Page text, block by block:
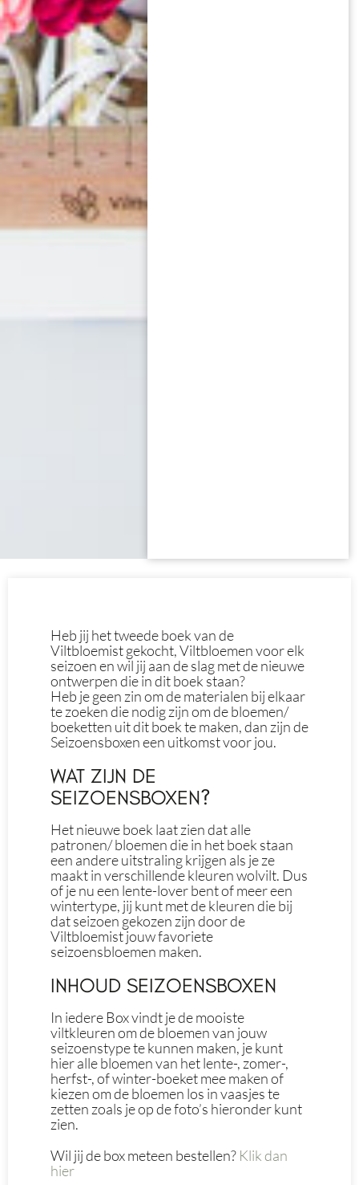
Heb jij het tweede boek van de
Viltbloemist gekocht, Viltbloemen voor elk
seizoen en wil jij aan de slag met de nieuwe
ontwerpen die in dit boek staan?
Heb je geen zin om de materialen bij elkaar
te zoeken die nodig zijn om de bloemen/
boeketten uit dit boek te maken, dan zijn de
Seizoensboxen een uitkomst voor jou.
WAT ZIJN DE
SEIZOENSBOXEN?
Het nieuwe boek laat zien dat alle
patronen/ bloemen die in het boek staan
een andere uitstraling krijgen als je ze
maakt in verschillende kleuren wolvilt. Dus
of je nu een lente-lover bent of meer een
wintertype, jij kunt met de kleuren die bij
dat seizoen gekozen zijn door de
Viltbloemist jouw favoriete
seizoensbloemen maken.
INHOUD SEIZOENSBOXEN
In iedere Box vindt je de mooiste
viltkleuren om de bloemen van jouw
seizoenstype te kunnen maken, je kunt
hier alle bloemen van het lente-, zomer-,
herfst-, of winter-boeket mee maken of
kiezen om de bloemen los in vaasjes te
zetten zoals je op de foto’s hieronder kunt
zien.
Wil jij de box meteen bestellen? Klik dan
hier